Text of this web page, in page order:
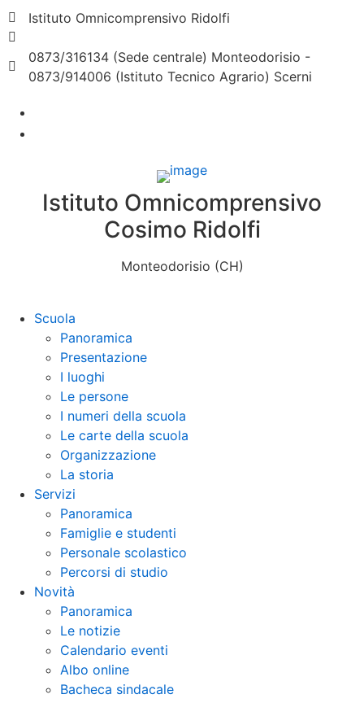
Istituto Omnicomprensivo Ridolfi
0873/316134 (Sede centrale) Monteodorisio -
0873/914006 (Istituto Tecnico Agrario) Scerni
Istituto Omnicomprensivo
Cosimo Ridolfi
Monteodorisio (CH)
Scuola
Panoramica
Presentazione
I luoghi
Le persone
I numeri della scuola
Le carte della scuola
Organizzazione
La storia
Servizi
Panoramica
Famiglie e studenti
Personale scolastico
Percorsi di studio
Novità
Panoramica
Le notizie
Calendario eventi
Albo online
Bacheca sindacale